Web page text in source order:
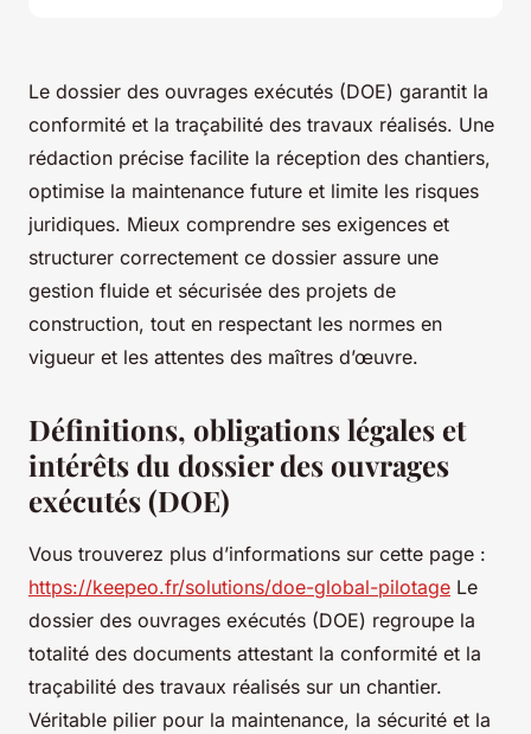
Le dossier des ouvrages exécutés (DOE) garantit la
conformité et la traçabilité des travaux réalisés. Une
rédaction précise facilite la réception des chantiers,
optimise la maintenance future et limite les risques
juridiques. Mieux comprendre ses exigences et
structurer correctement ce dossier assure une
gestion fluide et sécurisée des projets de
construction, tout en respectant les normes en
vigueur et les attentes des maîtres d’œuvre.
Définitions, obligations légales et
intérêts du dossier des ouvrages
exécutés (DOE)
Vous trouverez plus d’informations sur cette page :
https://keepeo.fr/solutions/doe-global-pilotage Le
dossier des ouvrages exécutés (DOE) regroupe la
totalité des documents attestant la conformité et la
traçabilité des travaux réalisés sur un chantier.
Véritable pilier pour la maintenance, la sécurité et la